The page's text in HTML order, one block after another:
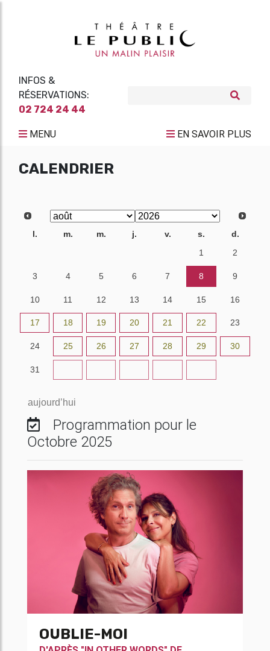
INFOS &
RÉSERVATIONS:
02 724 24 44
MENU EN SAVOIR PLUS
CALENDRIER
l. m. m. j. v. s.
d.
1 2
3 4 5 6 7 8 9
10 11 12 13 14 15 16
17 18 19 20 21 22 23
24 25 26 27 28 29 30
31
aujourd’hui
Programmation pour le
Octobre 2025
OUBLIE-MOI